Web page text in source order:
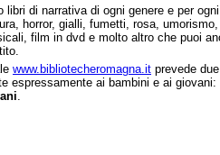
libri di narrativa di ogni genere e per
horror, gialli, fumetti, rosa,
film in dvd e molto altro che puoi
www.bibliotecheromagna.it prevede
espressamente ai bambini e ai giovani:
.